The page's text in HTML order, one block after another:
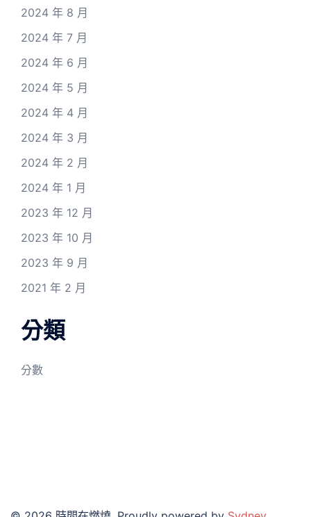
2024 年 8 月
2024 年 7 月
2024 年 6 月
2024 年 5 月
2024 年 4 月
2024 年 3 月
2024 年 2 月
2024 年 1 月
2023 年 12 月
2023 年 10 月
2023 年 9 月
2021 年 2 月
分類
分數